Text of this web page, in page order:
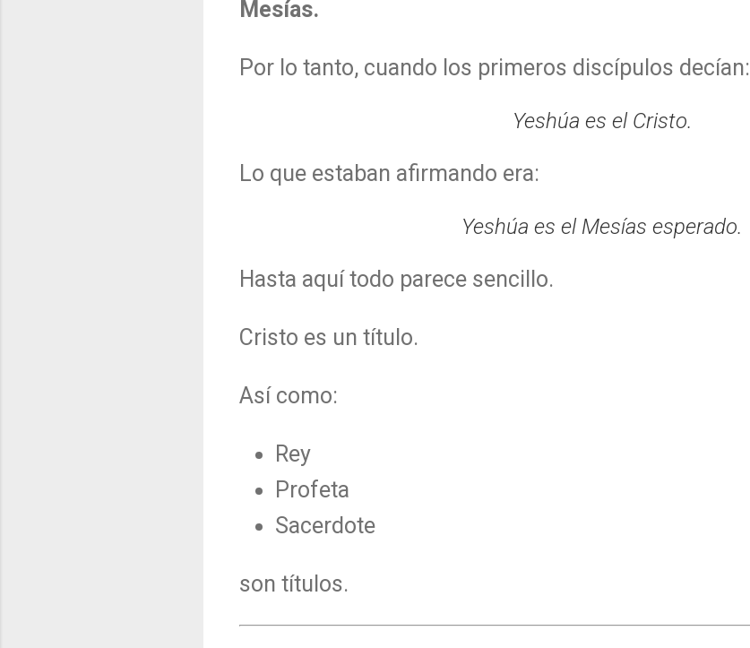
Mesías.
Por lo tanto, cuando los primeros discípulos decían:
Yeshúa es el Cristo.
Lo que estaban afirmando era:
Yeshúa es el Mesías esperado.
Hasta aquí todo parece sencillo.
Cristo es un título.
Así como:
Rey
Profeta
Sacerdote
son títulos.